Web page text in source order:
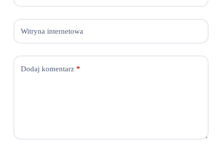
Witryna internetowa
Dodaj komentarz*